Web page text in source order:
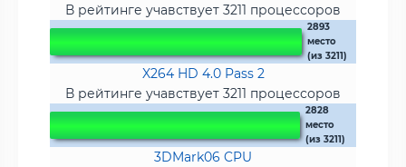
В рейтинге учавствует 3211 процессоров
2893
место
(из 3211)
X264 HD 4.0 Pass 2
В рейтинге учавствует 3211 процессоров
2828
место
(из 3211)
3DMark06 CPU